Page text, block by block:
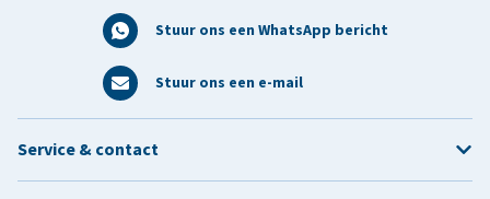
Stuur ons een WhatsApp bericht
Stuur ons een e-mail
Service & contact